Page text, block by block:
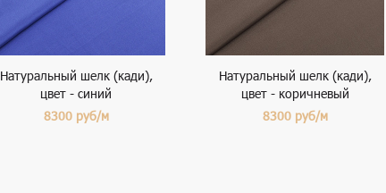
Натуральный шелк (кади),
цвет - синий
8300 руб/м
Натуральный шелк (кади),
цвет - коричневый
8300 руб/м